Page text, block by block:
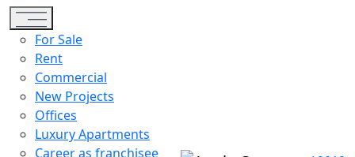
Toggle navigation
For Sale
Rent
Commercial
New Projects
Offices
Luxury Apartments
Career as franchisee